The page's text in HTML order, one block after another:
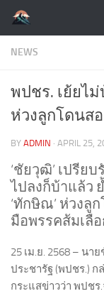
Skip to content
NEWS
พปชร. เย้ยไม่
ห่วงลูกโดนส
BY ADMIN · APRIL 25,
‘ชัยวุฒิ’ เปรีย
ไปลงก็บ้าแล้ว
‘ทักษิณ’ ห่วงลู
มือพรรคส้มเลื
25 เม.ย. 2568 – น
ประชารัฐ (พปชร.)
กระแสข่าวว่า พปชร